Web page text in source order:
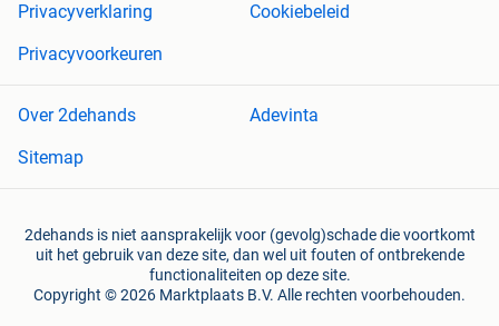
Privacyverklaring
Cookiebeleid
Privacyvoorkeuren
Over 2dehands
Adevinta
Sitemap
2dehands is niet aansprakelijk voor (gevolg)schade die voortkomt
uit het gebruik van deze site, dan wel uit fouten of ontbrekende
functionaliteiten op deze site.
Copyright © 2026 Marktplaats B.V. Alle rechten voorbehouden.